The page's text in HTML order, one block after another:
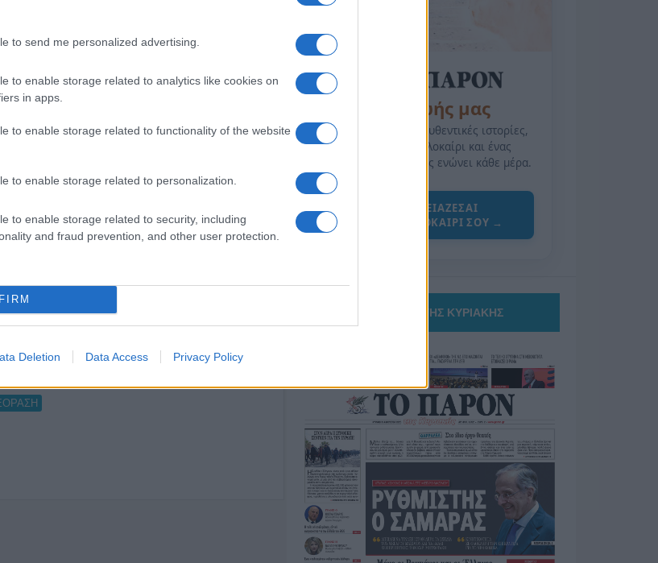
to send me personalized advertising.
to enable storage related to analytics like cookies on
in apps.
to enable storage related to functionality of the website
to enable storage related to personalization.
to enable storage related to security, including
and fraud prevention, and other user protection.
Deletion Data Access Privacy Policy
που Ανακάτεψε την
ψηφιακής οργής…
των επομένων ημερών:
της Ζωής μας
Οι άνθρωποι, οι αυθεντικές ιστορίες,
το ελληνικό καλοκαίρι και ένας
πολιτισμός που μας ενώνει κάθε μέρα.
ΟΣΑ ΧΡΕΙΑΖΕΣΑΙ
ΓΙΑ ΤΟ ΚΑΛΟΚΑΙΡΙ ΣΟΥ →
ΤΟ ΠΑΡΟΝ ΤΗΣ ΚΥΡΙΑΚΗΣ